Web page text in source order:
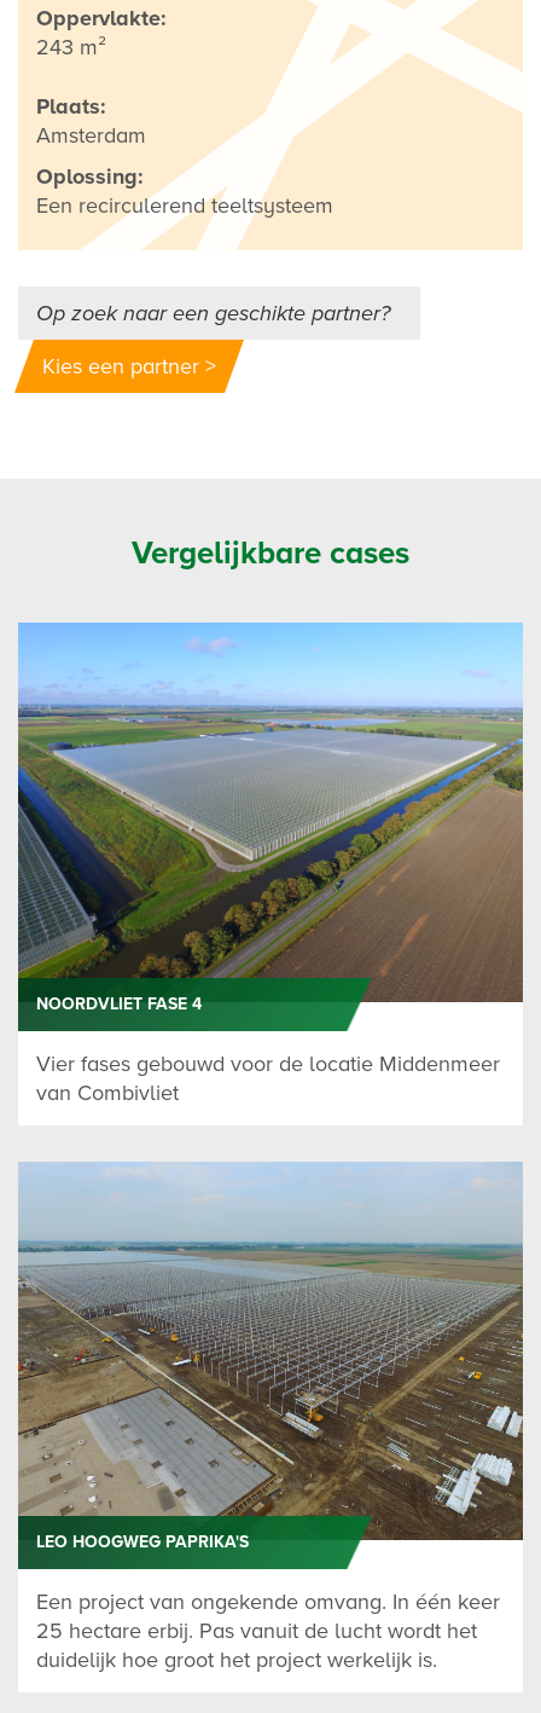
Oppervlakte:
243 m²
Plaats:
Amsterdam
Oplossing:
Een recirculerend teeltsysteem
Op zoek naar een geschikte partner?
Kies een partner >
Vergelijkbare cases
NOORDVLIET FASE 4
Vier fases gebouwd voor de locatie Middenmeer
van Combivliet
LEO HOOGWEG PAPRIKA'S
Een project van ongekende omvang. In één keer
25 hectare erbij. Pas vanuit de lucht wordt het
duidelijk hoe groot het project werkelijk is.